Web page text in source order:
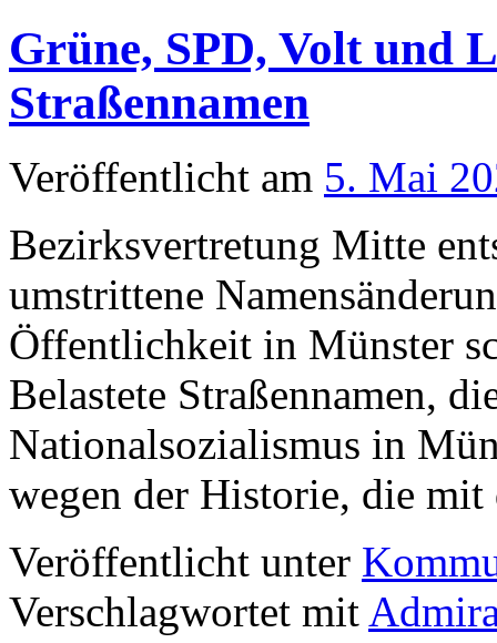
Grüne, SPD, Volt und
Straßennamen
Veröffentlicht am 5. Mai
Bezirksvertretung Mitte
umstrittene
Öffentlichkeit in Münster
Belastete Straßennamen,
Nationalsozialismus in
wegen der Historie, die
Veröffentlicht unter
Verschlagwortet mit